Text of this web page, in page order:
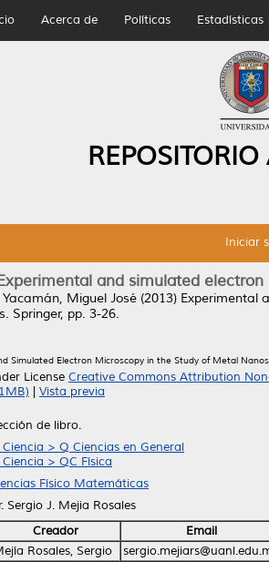
Acerca de Políticas Estadísticas
Iniciar
and simulated
Yacamán, Miguel José (2013) Experimental
Springer, pp. 3-26.
Simulated Electron Microscopy in the Study of Metal
License Creative Commons Attribution
Vista previa
de libro.
> Q Ciencias en General
> QC Física
Físico Matemáticas
Sergio J. Mejia Rosales
Creador
Email
Rosales, Sergio